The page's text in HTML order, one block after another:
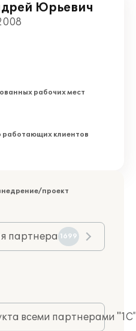
Юрьевич
рабочих мест
работающих клиентов
проект
партнера 1699
всеми партнерами